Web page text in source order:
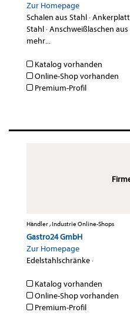
Zur Homepage
Schalen aus Stahl·
Stahl·Anschweißlaschen aus
mehr...
Katalog vorhanden
Online-Shop vorhanden
Premium-Profil
Händler , Industrie Online-Shops
Gastro24 GmbH
Zur Homepage
Edelstahlschränke·
Katalog vorhanden
Online-Shop vorhanden
Premium-Profil